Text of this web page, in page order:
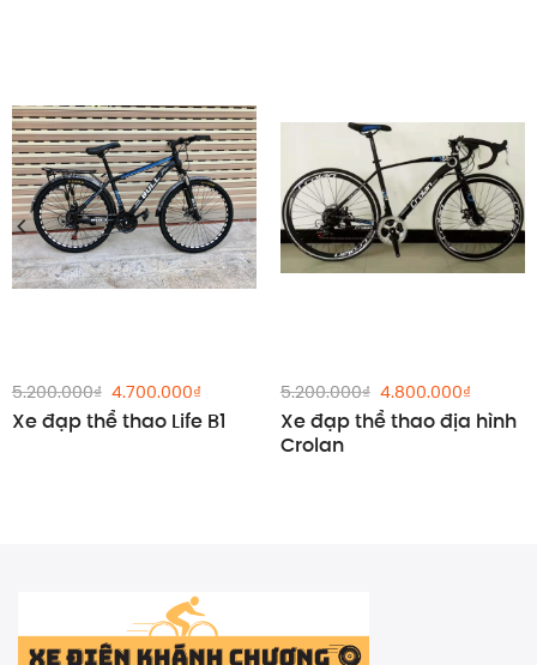
5.200.000₫ Giá
gốc
là:
4.700.000₫Giá
tại
4.700.000₫.
Xe đạp thể thao Life B1
5.200.000₫ Giá
gốc
là:
5.200.000₫.
4.800.000₫Giá
hiện
tại
Xe đạp thể thao địa hình
Crolan